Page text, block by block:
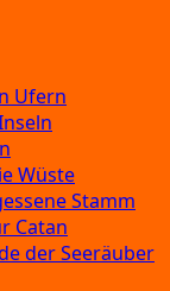
Ufern
Wüste
Stamm
Catan
der Seeräuber